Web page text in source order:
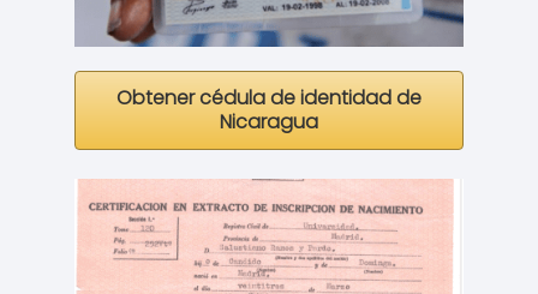
Obtener cédula de identidad de
Nicaragua